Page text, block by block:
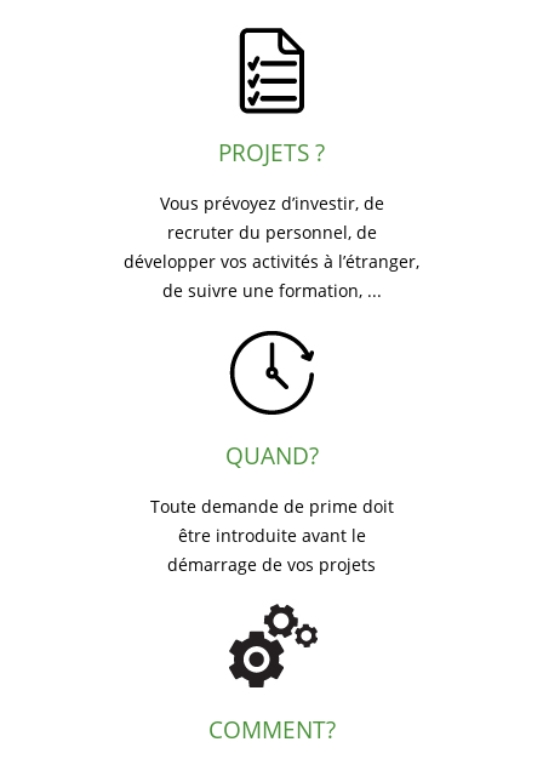
PROJETS ?
Vous prévoyez d’investir, de
recruter du personnel, de
développer vos activités à l’étranger,
de suivre une formation, ...
QUAND?
Toute demande de prime doit
être introduite avant le
démarrage de vos projets
COMMENT?